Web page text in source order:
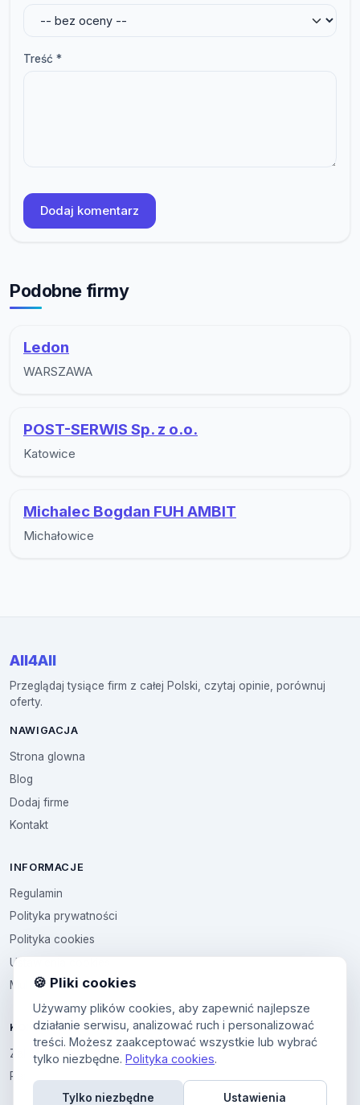
Treść *
Dodaj komentarz
Podobne firmy
Ledon
WARSZAWA
POST-SERWIS Sp. z o.o.
Katowice
Michalec Bogdan FUH AMBIT
Michałowice
All4All
Przeglądaj tysiące firm z całej Polski, czytaj opinie, porównuj
oferty.
NAWIGACJA
Strona glowna
Blog
Dodaj firme
Kontakt
INFORMACJE
Regulamin
Polityka prywatności
Polityka cookies
Ustawienia cookies
Multikod
KONTO
Zaloguj sie
Panel uzytkownika
🍪 Pliki cookies
Używamy plików cookies, aby zapewnić najlepsze
działanie serwisu, analizować ruch i personalizować
treści. Możesz zaakceptować wszystkie lub wybrać
tylko niezbędne. Polityka cookies.
Tylko niezbędne Ustawienia